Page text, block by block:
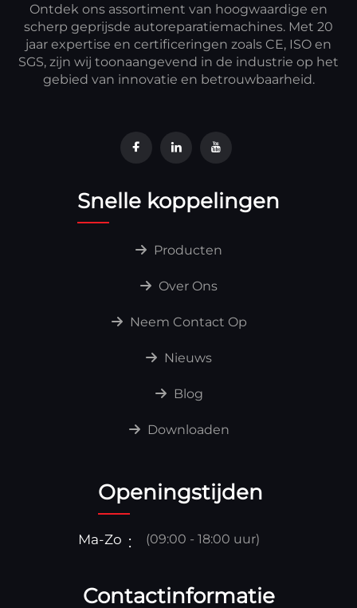
Ontdek ons assortiment van hoogwaardige en
scherp geprijsde autoreparatiemachines. Met 20
jaar expertise en certificeringen zoals CE, ISO en
SGS, zijn wij toonaangevend in de industrie op het
gebied van innovatie en betrouwbaarheid.
Snelle koppelingen
Producten
Over Ons
Neem Contact Op
Nieuws
Blog
Downloaden
Openingstijden
Ma-Zo (09:00 - 18:00 uur)
Contactinformatie